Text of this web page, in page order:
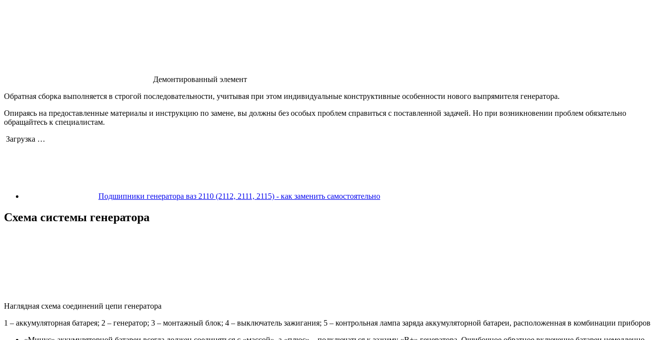
Демонтированный элемент
Обратная сборка выполняется в строгой последовательности, учитывая при этом индивидуальные конструктивные особенности нового выпрямителя генератора.
Опираясь на предоставленные материалы и инструкцию по замене, вы должны без особых проблем справиться с поставленной задачей. Но при возникновении проблем обязательно
обращайтесь к специалистам.
Загрузка …
Подшипники генератора ваз 2110 (2112, 2111, 2115) - как заменить самостоятельно
Схема системы генератора
Наглядная схема соединений цепи генератора
1 – аккумуляторная батарея; 2 – генератор; 3 – монтажный блок; 4 – выключатель зажигания; 5 – контрольная лампа заряда аккумуляторной батареи, расположенная в комбинации приборов